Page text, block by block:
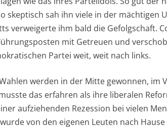
skeptisch sah ihn viele in der mächtigen
verweigerte ihm bald die Gefolgschaft.
mit Getreuen und
Partei weit, weit nach links.
werden in der Mitte gewonnen, im
das erfahren als ihre liberalen
aufziehenden Rezession bei vielen
von den eigenen Leuten nach Hause